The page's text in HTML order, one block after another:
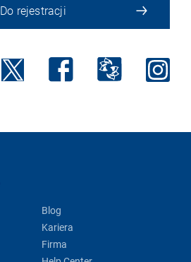
Do rejestracji
Blog
Kariera
Firma